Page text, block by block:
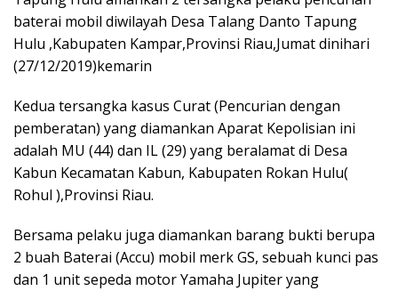
baterai mobil diwilayah Desa Talang Danto Tapung
Hulu ,Kabupaten Kampar,Provinsi Riau,Jumat dinihari
(27/12/2019)kemarin
Kedua tersangka kasus Curat (Pencurian dengan
pemberatan) yang diamankan Aparat Kepolisian ini
adalah MU (44) dan IL (29) yang beralamat di Desa
Kabun Kecamatan Kabun, Kabupaten Rokan Hulu(
Rohul ),Provinsi Riau.
Bersama pelaku juga diamankan barang bukti berupa
2 buah Baterai (Accu) mobil merk GS, sebuah kunci pas
dan 1 unit sepeda motor Yamaha Jupiter yang